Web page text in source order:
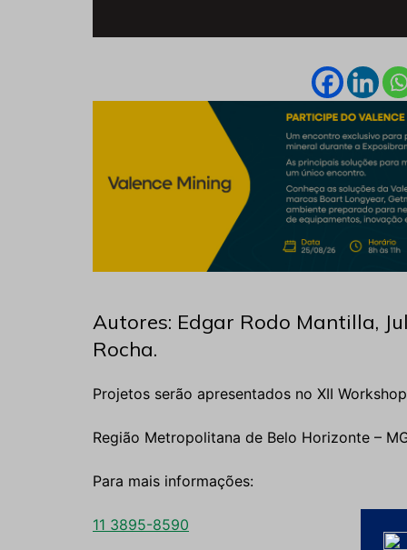
Autores: Edgar Rodo Mantilla,
Rocha.
Projetos serão apresentados no XII
Região Metropolitana de Belo Horizonte –
Para mais informações:
11 3895-8590